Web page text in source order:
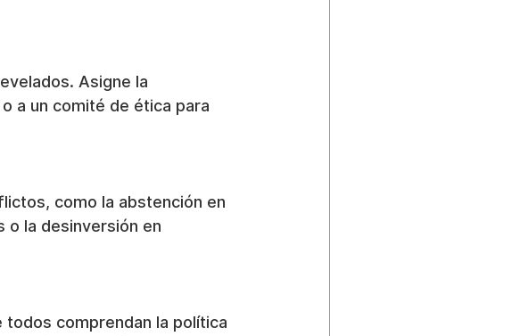
Asigne la
a un comité de ética para
como la abstención en
o la desinversión en
comprendan la política